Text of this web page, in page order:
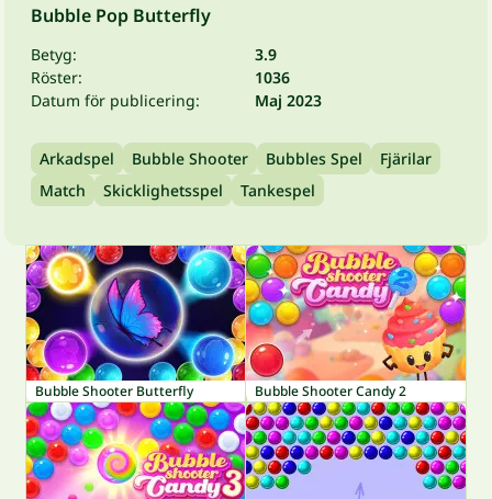
Bubble Pop Butterfly
Betyg:
3.9
Röster:
1036
Datum för publicering:
Maj 2023
Arkadspel Bubble Shooter Bubbles Spel
Fjärilar
Match
Skicklighetsspel Tankespel
Bubble Shooter Butterfly Bubble Shooter Candy 2